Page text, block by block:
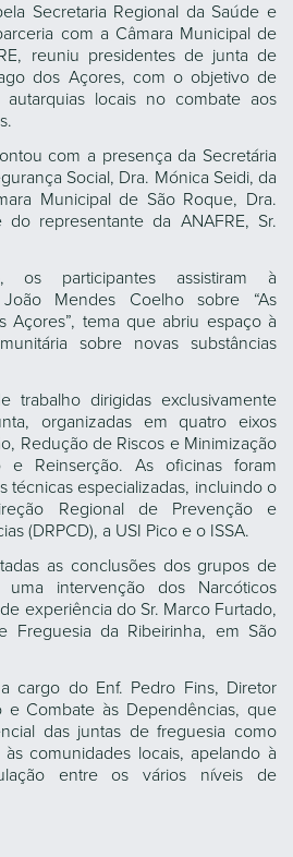
Secretaria Regional da Saúde e
com a Câmara Municipal de
reuniu presidentes de junta de
dos Açores, com o objetivo de
locais no combate aos
com a presença da Secretária
Social, Dra. Mónica Seidi, da
Municipal de São Roque, Dra.
do representante da ANAFRE, Sr.
os participantes assistiram à
Mendes Coelho sobre “As
Açores”, tema que abriu espaço à
sobre novas substâncias
trabalho dirigidas exclusivamente
organizadas em quatro eixos
Redução de Riscos e Minimização
e Reinserção. As oficinas foram
técnicas especializadas, incluindo o
Regional de Prevenção e
(DRPCD), a USI Pico e o ISSA.
as conclusões dos grupos de
intervenção dos Narcóticos
experiência do Sr. Marco Furtado,
Freguesia da Ribeirinha, em São
cargo do Enf. Pedro Fins, Diretor
e Combate às Dependências, que
das juntas de freguesia como
comunidades locais, apelando à
entre os vários níveis de